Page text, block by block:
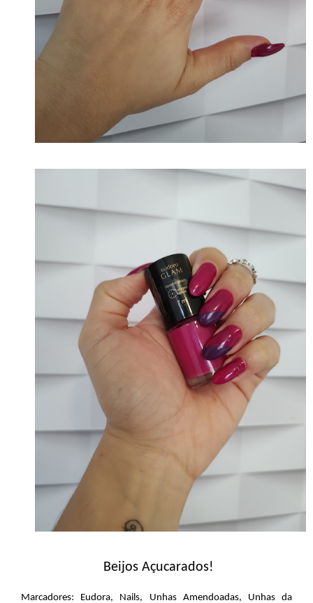
Beijos Açucarados!
Marcadores: Eudora, Nails, Unhas Amendoadas, Unhas da